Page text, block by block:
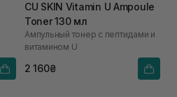
CU SKIN Vitamin U Ampoule
Toner 130 мл
Ампульный тонер с пептидами и
витамином U
2 160₴